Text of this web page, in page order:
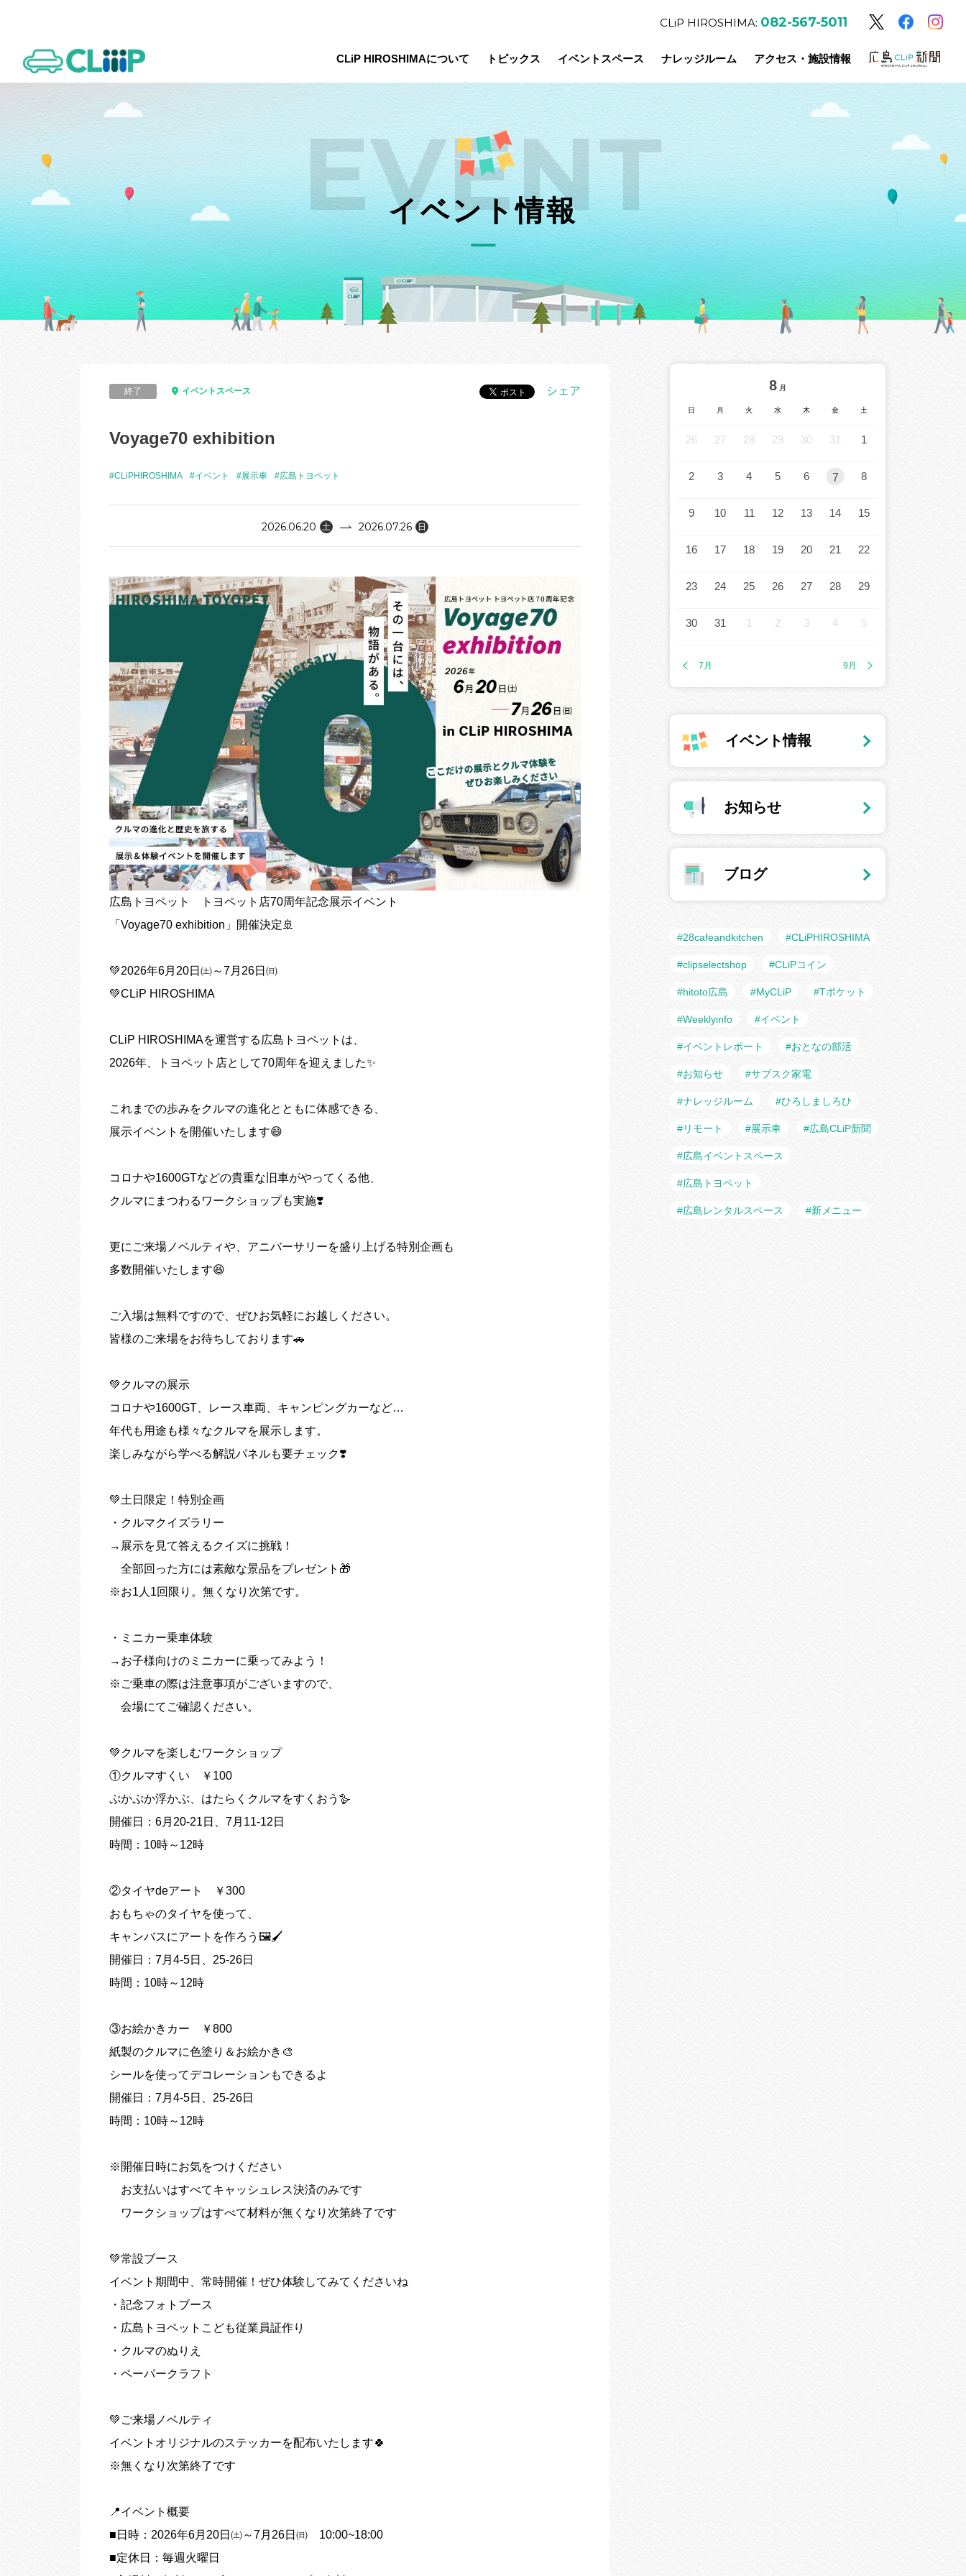
CLiP HIROSHIMA: 082-567-5011
CLiP HIROSHIMAについて トピックス イベントスペース ナレッジルーム アクセス・施設情報
EVENT
イベント情報
終了 イベントスペース シェア
Voyage70 exhibition
#CLiPHIROSHIMA #イベント #展示車 #広島トヨペット
2026.06.20 土 2026.07.26 日
広島トヨペット トヨペット店70周年記念展示イベント
「Voyage70 exhibition」開催決定🚢
💚2026年6月20日㈯～7月26日㈰
💚CLiP HIROSHIMA
CLiP HIROSHIMAを運営する広島トヨペットは、
2026年、トヨペット店として70周年を迎えました✨
これまでの歩みをクルマの進化とともに体感できる、
展示イベントを開催いたします😄
コロナや1600GTなどの貴重な旧車がやってくる他、
クルマにまつわるワークショップも実施❣️
更にご来場ノベルティや、アニバーサリーを盛り上げる特別企画も
多数開催いたします😆
ご入場は無料ですので、ぜひお気軽にお越しください。
皆様のご来場をお待ちしております🚗
💚クルマの展示
コロナや1600GT、レース車両、キャンピングカーなど…
年代も用途も様々なクルマを展示します。
楽しみながら学べる解説パネルも要チェック❣️
💚土日限定！特別企画
・クルマクイズラリー
→展示を見て答えるクイズに挑戦！
全部回った方には素敵な景品をプレゼント🎁
※お1人1回限り。無くなり次第です。
・ミニカー乗車体験
→お子様向けのミニカーに乗ってみよう！
※ご乗車の際は注意事項がございますので、
会場にてご確認ください。
💚クルマを楽しむワークショップ
①クルマすくい ￥100
ぷかぷか浮かぶ、はたらくクルマをすくおう🪿
開催日：6月20-21日、7月11-12日
時間：10時～12時
②タイヤdeアート ￥300
おもちゃのタイヤを使って、
キャンバスにアートを作ろう🖼️🖌️
開催日：7月4-5日、25-26日
時間：10時～12時
③お絵かきカー ￥800
紙製のクルマに色塗り＆お絵かき🎨
シールを使ってデコレーションもできるよ
開催日：7月4-5日、25-26日
時間：10時～12時
※開催日時にお気をつけください
お支払いはすべてキャッシュレス決済のみです
ワークショップはすべて材料が無くなり次第終了です
💚常設ブース
イベント期間中、常時開催！ぜひ体験してみてくださいね
・記念フォトブース
・広島トヨペットこども従業員証作り
・クルマのぬりえ
・ペーパークラフト
💚ご来場ノベルティ
イベントオリジナルのステッカーを配布いたします🍀
※無くなり次第終了です
📍イベント概要
■日時：2026年6月20日㈯～7月26日㈰ 10:00~18:00
■定休日：毎週火曜日
8 月
日 月 火 水 木 金 土
26 27 28 29 30 31 1
2 3 4 5 6 7 8
9 10 11 12 13 14 15
16 17 18 19 20 21 22
23 24 25 26 27 28 29
30 31 1 2 3 4 5
7月 9月
イベント情報
お知らせ
ブログ
#28cafeandkitchen #CLiPHIROSHIMA
#clipselectshop #CLiPコイン
#hitoto広島 #MyCLiP #Tポケット
#Weeklyinfo #イベント
#イベントレポート #おとなの部活
#お知らせ #サブスク家電
#ナレッジルーム #ひろしましろひ
#リモート #展示車 #広島CLiP新聞
#広島イベントスペース
#広島トヨペット
#広島レンタルスペース #新メニュー